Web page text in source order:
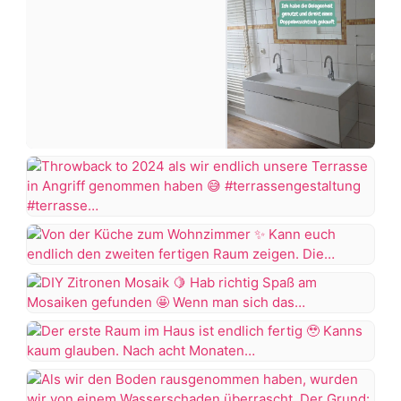
Ich
dachte
das
Projekt
Badezimmer
wäre
abgeschlossen,
aber
es
aussieht
muss
die
Throwback
to
2024
als
wir
endlich
unsere
Terrasse
in
Von
der
Küche
zum
Wohnzimmer
Kann
DIY
Zitronen
Mosaik
Der
erste